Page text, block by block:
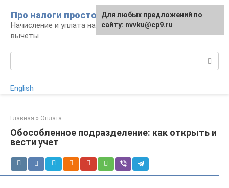
контенту
Про налоги просто
Начисление и уплата налогов, налоговые
вычеты
English
Главная » Оплата
Обособленное подразделение: как открыть и
вести учет
Для любых предложений по
сайту: nvvku@cp9.ru